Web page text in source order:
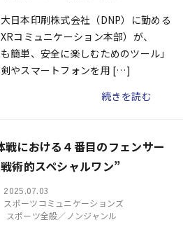
日本印刷株式会社（DNP）に勤める
コミュニケーション本部）が、
簡単、安全に楽しむためのツール」
やスマートフォンを用 […]
続きを読む
戦における４番目のフェンサー
術的スペシャルワン”
2025.07.03
スポーツコミュニケーションズ
スポーツ全般／ノンジャンル